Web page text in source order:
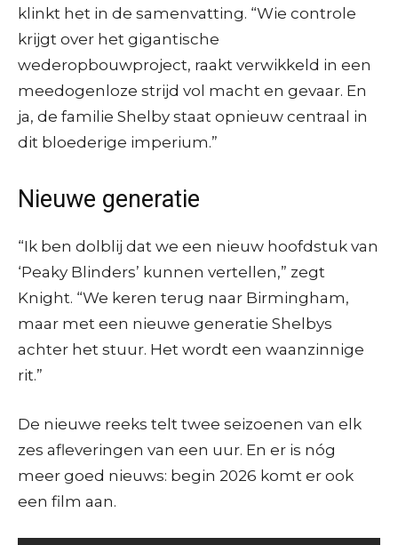
klinkt het in de samenvatting. “Wie controle
krijgt over het gigantische
wederopbouwproject, raakt verwikkeld in een
meedogenloze strijd vol macht en gevaar. En
ja, de familie Shelby staat opnieuw centraal in
dit bloederige imperium.”
Nieuwe generatie
“Ik ben dolblij dat we een nieuw hoofdstuk van
‘Peaky Blinders’ kunnen vertellen,” zegt
Knight. “We keren terug naar Birmingham,
maar met een nieuwe generatie Shelbys
achter het stuur. Het wordt een waanzinnige
rit.”
De nieuwe reeks telt twee seizoenen van elk
zes afleveringen van een uur. En er is nóg
meer goed nieuws: begin 2026 komt er ook
een film aan.